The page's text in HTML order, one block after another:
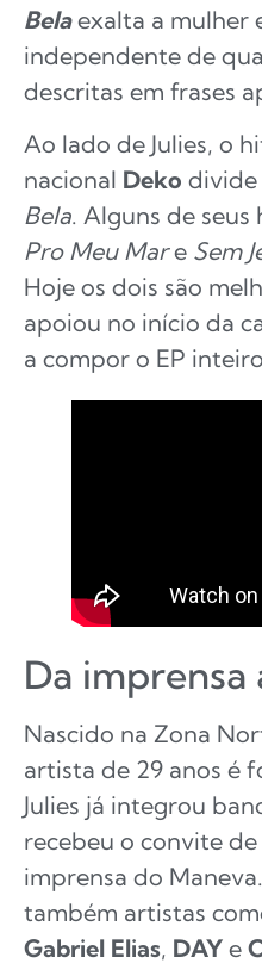
Belaexalta a mulher
independente de
descritas em frases
Ao lado de Julies, o
nacional Deko divide
Bela. Alguns de seus
Pro Meu Mare Sem
Hoje os dois são
apoiou no início da
a compor o EP
Da imprensa
Nascido na Zona
artista de 29 anos é
Julies já integrou
recebeu o convite de
imprensa do
também artistas
Gabriel Elias, DAY e